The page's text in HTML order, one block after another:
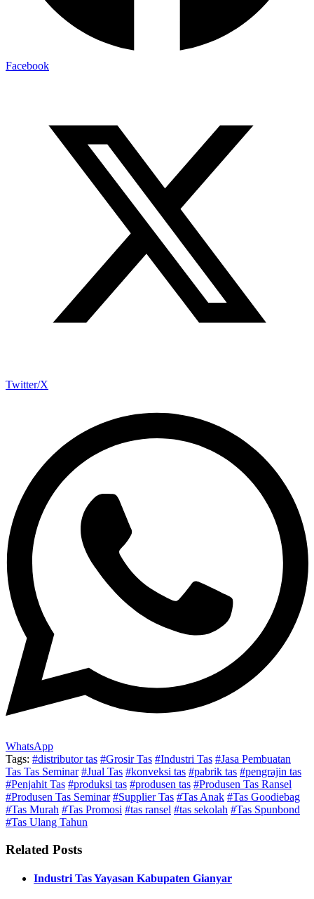
Facebook
Twitter/X
WhatsApp
Tags: #distributor tas #Grosir Tas #Industri Tas #Jasa Pembuatan
Tas Tas Seminar #Jual Tas #konveksi tas #pabrik tas #pengrajin tas
#Penjahit Tas #produksi tas #produsen tas #Produsen Tas Ransel
#Produsen Tas Seminar #Supplier Tas #Tas Anak #Tas Goodiebag
#Tas Murah #Tas Promosi #tas ransel #tas sekolah #Tas Spunbond
#Tas Ulang Tahun
Related Posts
Industri Tas Yayasan Kabupaten Gianyar